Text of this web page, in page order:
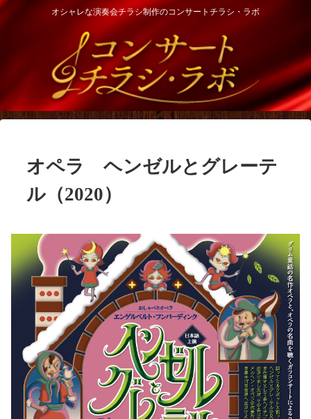
オシャレな演奏会チラシ制作のコンサートチラシ・ラボ
オペラ ヘンゼルとグレーテ
ル（2020）